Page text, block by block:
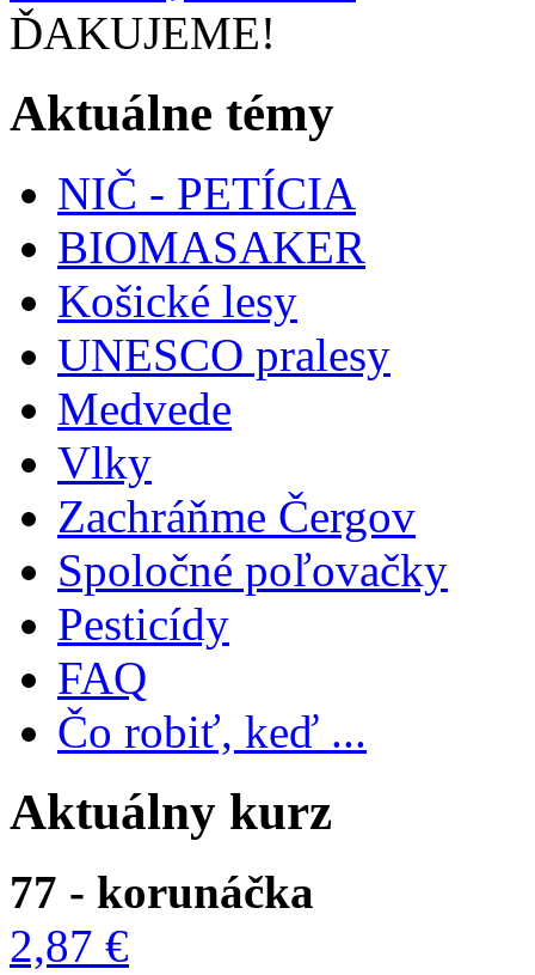
ĎAKUJEME!
Aktuálne témy
NIČ - PETÍCIA
BIOMASAKER
Košické lesy
UNESCO pralesy
Medvede
Vlky
Zachráňme Čergov
Spoločné poľovačky
Pesticídy
FAQ
Čo robiť, keď ...
Aktuálny kurz
77 - korunáčka
2,87 €